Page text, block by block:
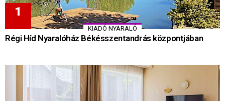
KIADÓ NYARALÓ
Régi Híd Nyaralóház Békésszentandrás központjában